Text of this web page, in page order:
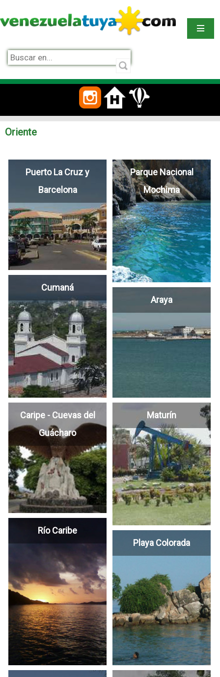
Oriente
Puerto La Cruz y
Barcelona
Parque Nacional
Mochima
Cumaná
Araya
Caripe - Cuevas del
Guácharo
Maturín
Río Caribe
Playa Colorada